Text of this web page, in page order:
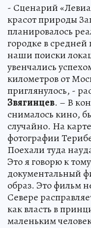
- Сценарий
красот природы
планировалось
городке в
наши поиски
увенчались
километров от
приглянулось, -
Звягинцев. – В
снималось кино,
случайно. На
фотографии
Поехали туда
Это я говорю к
документальный
образ. Это фильм
Севере
как власть в
маленьким